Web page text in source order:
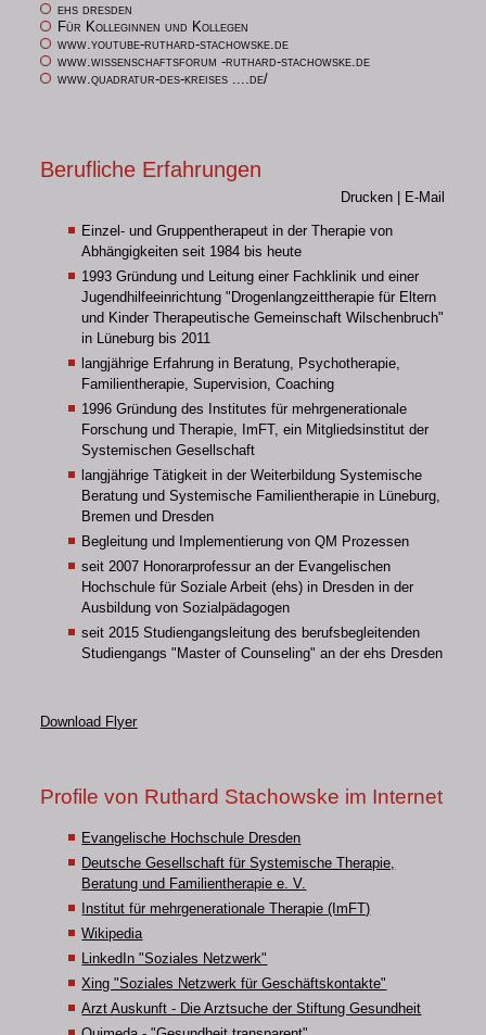
ehs dresden
Für Kolleginnen und Kollegen
www.youtube-ruthard-stachowske.de
www.wissenschaftsforum -ruthard-stachowske.de
www.quadratur-des-kreises ....de/
Berufliche Erfahrungen
Drucken E-Mail
Einzel- und Gruppentherapeut in der Therapie von
Abhängigkeiten seit 1984 bis heute
1993 Gründung und Leitung einer Fachklinik und einer
Jugendhilfeeinrichtung "Drogenlangzeittherapie für Eltern
und Kinder Therapeutische Gemeinschaft Wilschenbruch"
in Lüneburg bis 2011
langjährige Erfahrung in Beratung, Psychotherapie,
Familientherapie, Supervision, Coaching
1996 Gründung des Institutes für mehrgenerationale
Forschung und Therapie, ImFT, ein Mitgliedsinstitut der
Systemischen Gesellschaft
langjährige Tätigkeit in der Weiterbildung Systemische
Beratung und Systemische Familientherapie in Lüneburg,
Bremen und Dresden
Begleitung und Implementierung von QM Prozessen
seit 2007 Honorarprofessur an der Evangelischen
Hochschule für Soziale Arbeit (ehs) in Dresden in der
Ausbildung von Sozialpädagogen
seit 2015 Studiengangsleitung des berufsbegleitenden
Studiengangs "Master of Counseling" an der ehs Dresden
Download Flyer
Profile von Ruthard Stachowske im Internet
Evangelische Hochschule Dresden
Deutsche Gesellschaft für Systemische Therapie,
Beratung und Familientherapie e. V.
Institut für mehrgenerationale Therapie (ImFT)
Wikipedia
LinkedIn "Soziales Netzwerk"
Xing "Soziales Netzwerk für Geschäftskontakte"
Arzt Auskunft - Die Arztsuche der Stiftung Gesundheit